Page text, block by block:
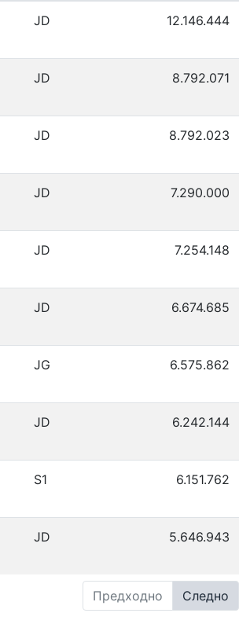
JD 12.146.444
JD 8.792.071
JD 8.792.023
JD 7.290.000
JD 7.254.148
JD 6.674.685
JG 6.575.862
JD 6.242.144
S1 6.151.762
JD 5.646.943
Предходно Следно